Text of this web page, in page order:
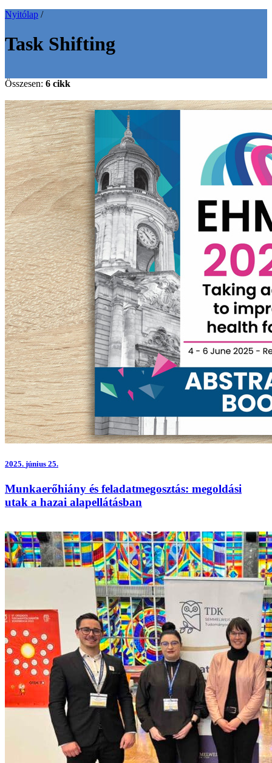
Nyitólap /
Task Shifting
Összesen: 6 cikk
2025. június 25.
Munkaerőhiány és feladatmegosztás: megoldási
utak a hazai alapellátásban